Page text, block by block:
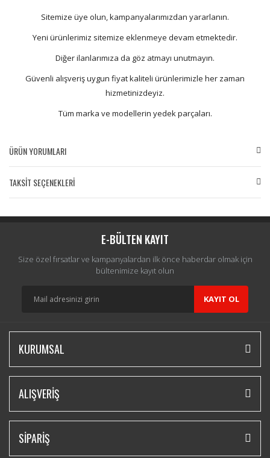
Sitemize üye olun, kampanyalarımızdan yararlanın.
Yeni ürünlerimiz sitemize eklenmeye devam etmektedir.
Diğer ilanlarımıza da göz atmayı unutmayın.
Güvenli alışveriş uygun fiyat kaliteli ürünlerimizle her zaman
hizmetinizdeyiz.
Tüm marka ve modellerin yedek parçaları.
ÜRÜN YORUMLARI
Yorum Yaz
TAKSİT SEÇENEKLERİ
E-BÜLTEN KAYIT
Size özel fırsatlar ve kampanyalardan ilk önce haberdar olmak için
bültenimize kayıt olun
KAYIT OL
KURUMSAL
ALIŞVERİŞ
SİPARİŞ